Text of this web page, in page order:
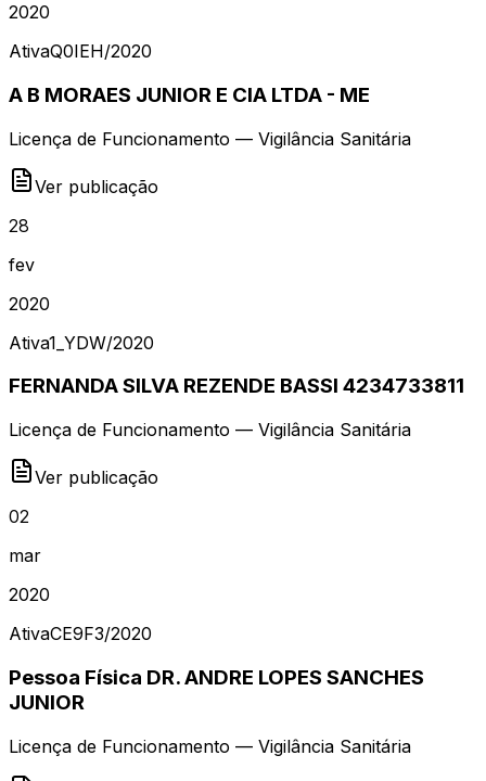
2020
AtivaQ0IEH/2020
A B MORAES JUNIOR E CIA LTDA - ME
Licença de Funcionamento — Vigilância Sanitária
Ver publicação
28
fev
2020
Ativa1_YDW/2020
FERNANDA SILVA REZENDE BASSI 4234733811
Licença de Funcionamento — Vigilância Sanitária
Ver publicação
02
mar
2020
AtivaCE9F3/2020
Pessoa Física DR. ANDRE LOPES SANCHES
JUNIOR
Licença de Funcionamento — Vigilância Sanitária